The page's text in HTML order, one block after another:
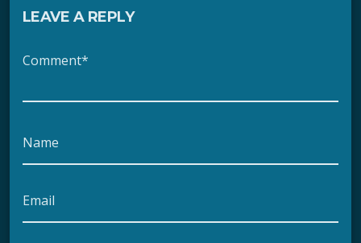
LEAVE A REPLY
Comment*
Name
Email